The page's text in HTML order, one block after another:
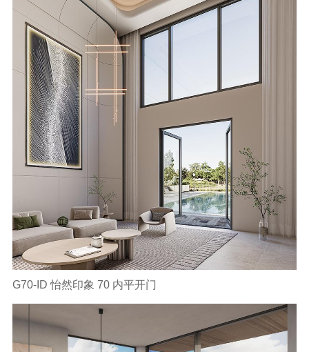
G70-ID 怡然印象 70 内平开门